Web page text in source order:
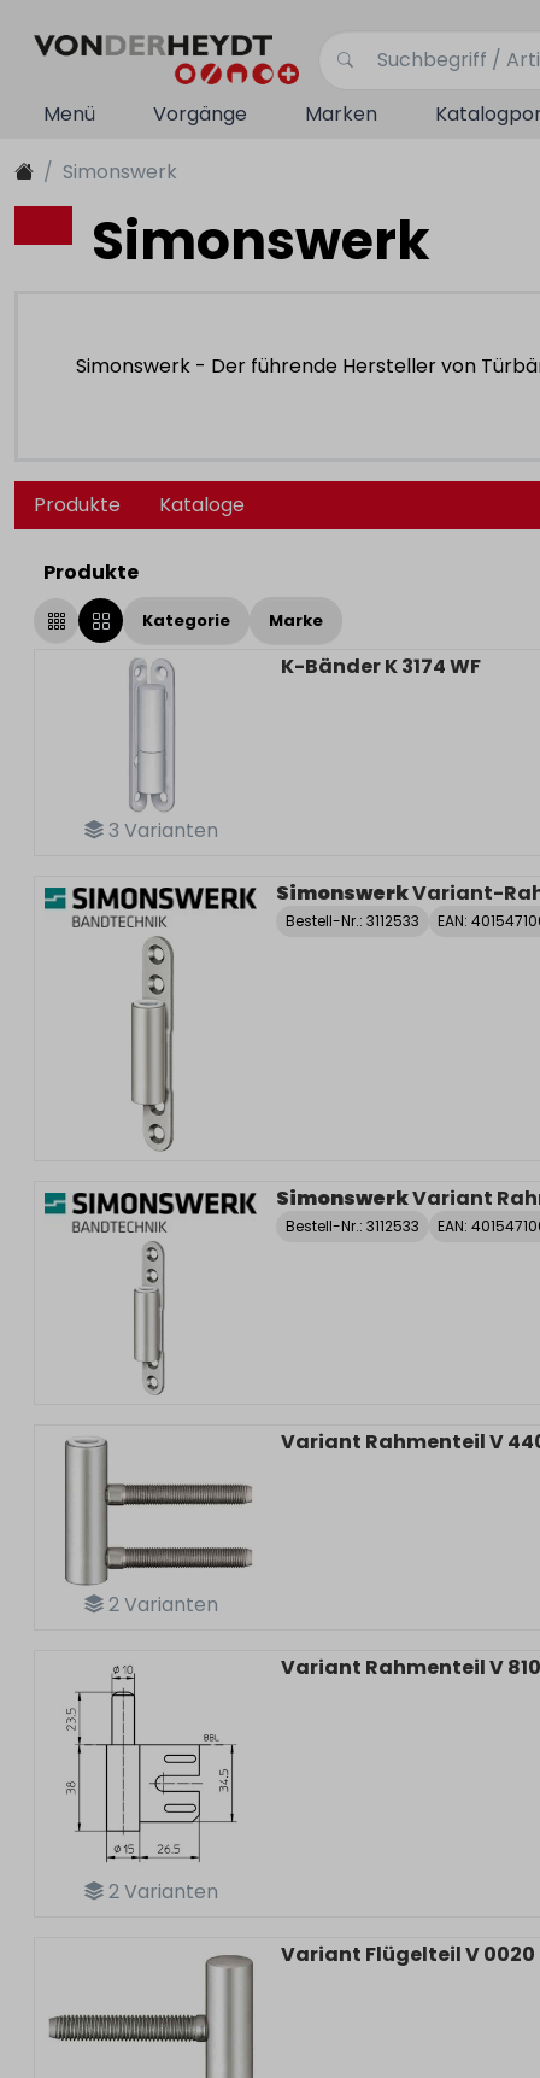
Menü Vorgänge Marken
Simonswerk
Simonswerk
Simonswerk - Der führende Hersteller von
Produkte Kataloge
Produkte
Kategorie Marke
3 Varianten
K-Bänder K 3174 WF
SimonswerkVariant-
Bestell-Nr.: 3112533 EAN:
SimonswerkVariant
Bestell-Nr.: 3112533 EAN:
2Varianten
Variant Rahmenteil V
2Varianten
Variant Rahmenteil V
Variant Flügelteil V 0020